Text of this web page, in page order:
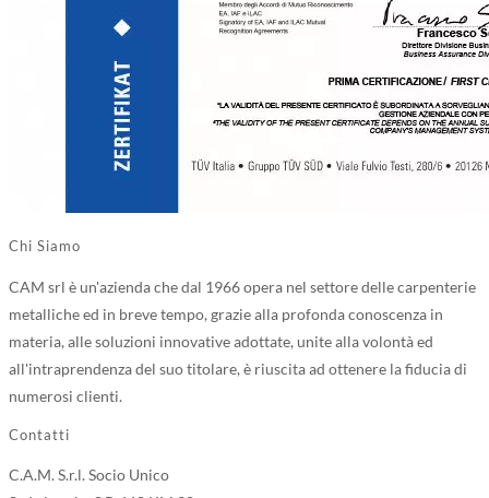
Chi Siamo
CAM srl è un'azienda che dal 1966 opera nel settore delle carpenterie
metalliche ed in breve tempo, grazie alla profonda conoscenza in
materia, alle soluzioni innovative adottate, unite alla volontà ed
all'intraprendenza del suo titolare, è riuscita ad ottenere la fiducia di
numerosi clienti.
Contatti
C.A.M. S.r.l. Socio Unico